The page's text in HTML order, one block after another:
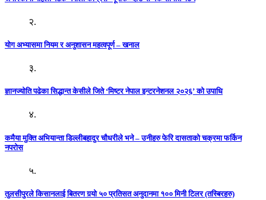
२.
योग अभ्यासमा नियम र अनुशासन महत्वपूर्ण – खनाल
३.
ज्ञानज्योति पढेका सिद्धान्त केसीले जिते ‘मिष्टर नेपाल इन्टरनेशनल २०२६’ को उपाधि
४.
कमैया मुक्ति अभियान्ता डिल्लीबहादुर चौधरीले भने – उनीहरु फेरि दासताको चक्रमा फर्किन
नपरोस
५.
तुलसीपुरले किसानलाई बितरण गर्‍यो ५० प्रतिसत अनुदानमा १०० मिनी टिलर (तस्बिरहरु)